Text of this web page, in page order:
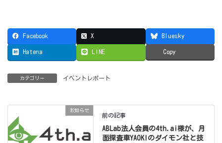
Facebook X Bluesky
Hatena LINE Copy
カテゴリー イベントレポート
お知らせ
前の記事
ABLab法人会員の4th.ai様が、月
面探査車YAOKIのダイモン社と技